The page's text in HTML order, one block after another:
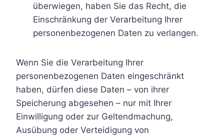
überwiegen, haben Sie das Recht, die
Einschränkung der Verarbeitung Ihrer
personenbezogenen Daten zu verlangen.
Wenn Sie die Verarbeitung Ihrer
personenbezogenen Daten eingeschränkt
haben, dürfen diese Daten – von ihrer
Speicherung abgesehen – nur mit Ihrer
Einwilligung oder zur Geltendmachung,
Ausübung oder Verteidigung von